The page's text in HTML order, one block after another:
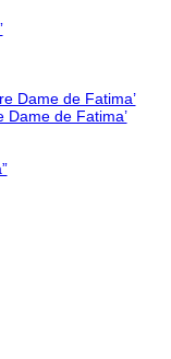
Dame de Fatima’